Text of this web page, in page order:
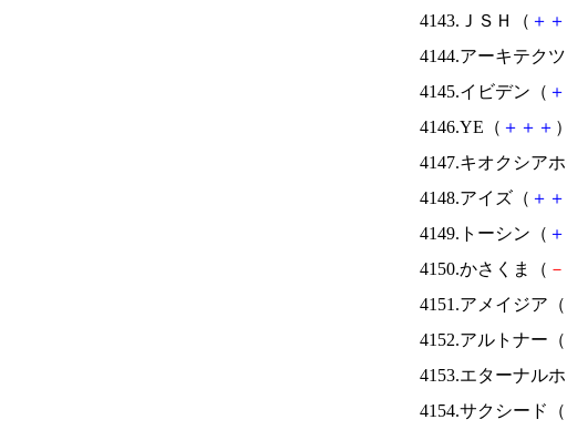
4143.ＪＳＨ（ ＋ ＋
4144.アーキテク
4145.イビデン（ ＋
4146.YE（ ＋ ＋ ＋
4147.キオクシア
4148.アイズ（ ＋ ＋
4149.トーシン（ ＋
4150.かさくま（ －
4151.アメイジア（
4152.アルトナー（
4153.エターナル
4154.サクシード（